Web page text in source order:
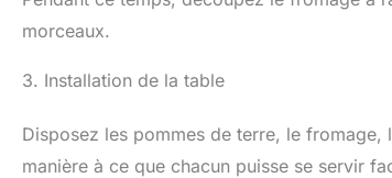
morceaux.
3. Installation de la table
Disposez les pommes de terre, le
manière à ce que chacun puisse se servir